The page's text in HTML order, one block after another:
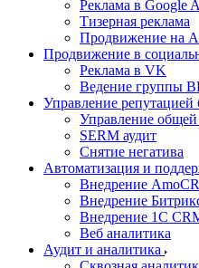
Реклама в Google
Тизерная реклама
Продвижение на
Продвижение в
Реклама в VK
Ведение группы
Управление репутацией
Управление
SERM аудит
Снятие негатива
Автоматизация и
Внедрение
Внедрение
Внедрение 1C
Веб аналитика
Аудит и аналитика